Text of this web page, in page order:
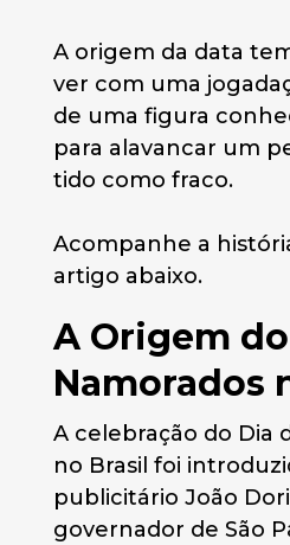
A origem da data
ver com uma
de uma figura
para alavancar um
tido como fraco.
Acompanhe a
artigo abaixo.
A Origem
Namorados
A celebração do Dia
no Brasil foi
publicitário João
governador de São